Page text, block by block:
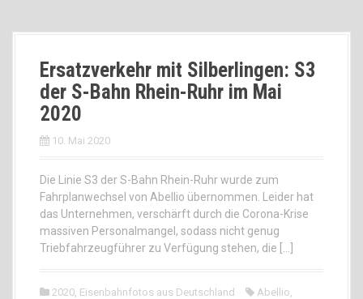
Ersatzverkehr mit Silberlingen: S3
der S-Bahn Rhein-Ruhr im Mai
2020
10. Mai 2020
Die Linie S3 der S-Bahn Rhein-Ruhr wurde zum
Fahrplanwechsel von Abellio übernommen. Leider hat
das Unternehmen, verschärft durch die Corona-Krise
massiven Personalmangel, sodass nicht genug
Triebfahrzeugführer zu Verfügung stehen, die […]
2020, Eisenbahnfotos aus Deutschland Abellio,